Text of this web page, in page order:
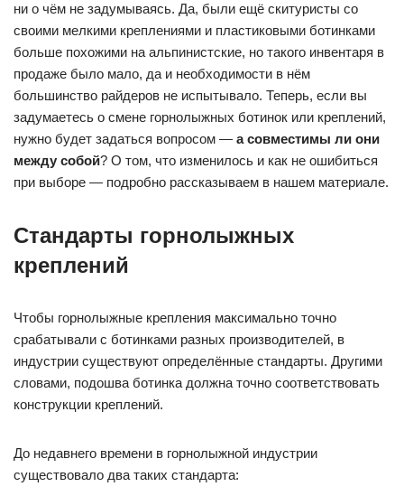
ни о чём не задумываясь. Да, были ещё скитуристы со
своими мелкими креплениями и пластиковыми ботинками
больше похожими на альпинистские, но такого инвентаря в
продаже было мало, да и необходимости в нём
большинство райдеров не испытывало. Теперь, если вы
задумаетесь о смене горнолыжных ботинок или креплений,
нужно будет задаться вопросом — а совместимы ли они
между собой? О том, что изменилось и как не ошибиться
при выборе — подробно рассказываем в нашем материале.
Стандарты горнолыжных
креплений
Чтобы горнолыжные крепления максимально точно
срабатывали с ботинками разных производителей, в
индустрии существуют определённые стандарты. Другими
словами, подошва ботинка должна точно соответствовать
конструкции креплений.
До недавнего времени в горнолыжной индустрии
существовало два таких стандарта: